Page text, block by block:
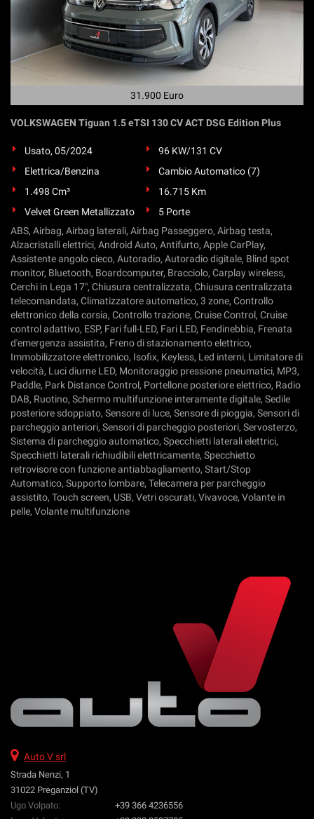
31.900 Euro
VOLKSWAGEN Tiguan 1.5 eTSI 130 CV ACT DSG Edition Plus
Usato, 05/2024
96 KW/131 CV
Elettrica/Benzina
Cambio Automatico (7)
1.498 Cm³
16.715 Km
Velvet Green Metallizzato
5 Porte
ABS, Airbag, Airbag laterali, Airbag Passeggero, Airbag testa,
Alzacristalli elettrici, Android Auto, Antifurto, Apple CarPlay,
Assistente angolo cieco, Autoradio, Autoradio digitale, Blind spot
monitor, Bluetooth, Boardcomputer, Bracciolo, Carplay wireless,
Cerchi in Lega 17", Chiusura centralizzata, Chiusura centralizzata
telecomandata, Climatizzatore automatico, 3 zone, Controllo
elettronico della corsia, Controllo trazione, Cruise Control, Cruise
control adattivo, ESP, Fari full-LED, Fari LED, Fendinebbia, Frenata
d'emergenza assistita, Freno di stazionamento elettrico,
Immobilizzatore elettronico, Isofix, Keyless, Led interni, Limitatore di
velocità, Luci diurne LED, Monitoraggio pressione pneumatici, MP3,
Paddle, Park Distance Control, Portellone posteriore elettrico, Radio
DAB, Ruotino, Schermo multifunzione interamente digitale, Sedile
posteriore sdoppiato, Sensore di luce, Sensore di pioggia, Sensori di
parcheggio anteriori, Sensori di parcheggio posteriori, Servosterzo,
Sistema di parcheggio automatico, Specchietti laterali elettrici,
Specchietti laterali richiudibili elettricamente, Specchietto
retrovisore con funzione antiabbagliamento, Start/Stop
Automatico, Supporto lombare, Telecamera per parcheggio
assistito, Touch screen, USB, Vetri oscurati, Vivavoce, Volante in
pelle, Volante multifunzione
Auto V srl
Strada Nenzi, 1
31022 Preganziol (TV)
Ugo Volpato:
+39 366 4236556